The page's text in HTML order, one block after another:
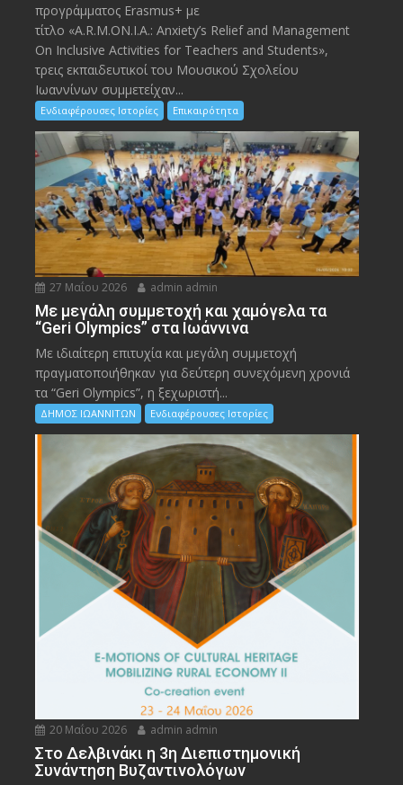
προγράμματος Erasmus+ με
τίτλο «A.R.M.ON.I.A.: Anxiety’s Relief and Management
On Inclusive Activities for Teachers and Students»,
τρεις εκπαιδευτικοί του Μουσικού Σχολείου
Ιωαννίνων συμμετείχαν...
Ενδιαφέρουσες Ιστορίες Επικαιρότητα
27 Μαΐου 2026 admin admin
Με μεγάλη συμμετοχή και χαμόγελα τα
“Geri Olympics” στα Ιωάννινα
Με ιδιαίτερη επιτυχία και μεγάλη συμμετοχή
πραγματοποιήθηκαν για δεύτερη συνεχόμενη χρονιά
τα “Geri Olympics”, η ξεχωριστή...
ΔΗΜΟΣ ΙΩΑΝΝΙΤΩΝ Ενδιαφέρουσες Ιστορίες
20 Μαΐου 2026 admin admin
Στο Δελβινάκι η 3η Διεπιστημονική
Συνάντηση Βυζαντινολόγων